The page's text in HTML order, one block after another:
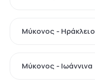
Μύκονος - Ηράκλειο
Μύκονος - Ιωάννινα